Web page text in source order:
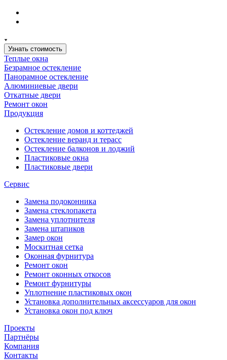
Узнать стоимость
Теплые окна
Безрамное остекление
Панорамное остекление
Алюминиевые двери
Откатные двери
Ремонт окон
Продукция
Остекление домов и коттеджей
Остекление веранд и терасс
Остекление балконов и лоджий
Пластиковые окна
Пластиковые двери
Сервис
Замена подоконника
Замена стеклопакета
Замена уплотнителя
Замена штапиков
Замер окон
Москитная сетка
Оконная фурнитура
Ремонт окон
Ремонт оконных откосов
Ремонт фурнитуры
Уплотнение пластиковых окон
Установка дополнительных аксессуаров для окон
Установка окон под ключ
Проекты
Партнёры
Компания
Контакты